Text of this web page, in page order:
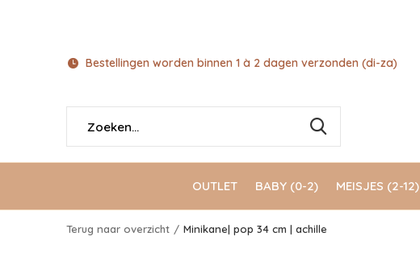
OUTLET BABY (0-2) MEISJES (2-12)
Bestellingen worden binnen 1 à 2 dagen verzonden (di-za)
Terug naar overzicht Minikane| pop 34 cm | achille